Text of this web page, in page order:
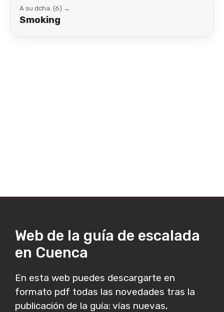
A su dcha. (6) →
Smoking
Web de la guía de escalada
en Cuenca
En esta web puedes descargarte en
formato pdf todas las novedades tras la
publicación de la guía: vías nuevas,